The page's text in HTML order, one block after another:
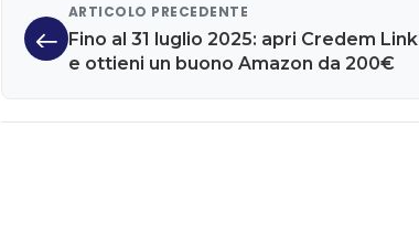
ARTICOLO PRECEDENTE
Fino al 31 luglio 2025: apri Credem Link
e ottieni un buono Amazon da 200€